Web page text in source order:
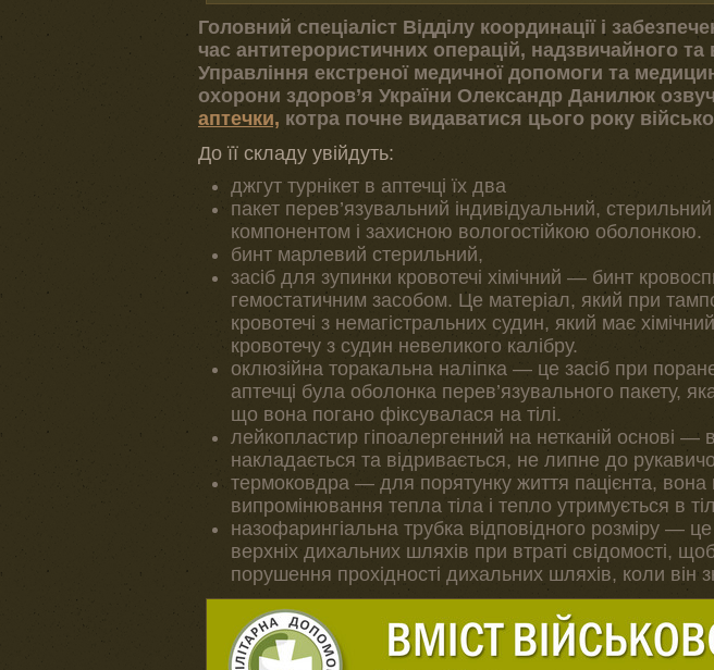
Головний спеціаліст Відділу координації і
час антитерористичних операцій, надзвичайного та
Управління екстреної медичної допомоги та
охорони здоров’я України Олександр Данилюк
аптечки, котра почне видаватися цього року
До її складу увійдуть:
джгут турнікет в аптечці їх два
пакет перев’язувальний індивідуальний,
компонентом і захисною вологостійкою оболонкою.
бинт марлевий стерильний,
засіб для зупинки кровотечі хімічний — бинт
гемостатичним засобом. Це матеріал, який при
кровотечі з немагістральних судин, який має
кровотечу з судин невеликого калібру.
оклюзійна торакальна наліпка — це засіб при
аптечці була оболонка перев’язувального пакету,
що вона погано фіксувалася на тілі.
лейкопластир гіпоалергенний на нетканій основі —
накладається та відривається, не липне до
термоковдра — для порятунку життя пацієнта, вона
випромінювання тепла тіла і тепло утримується в
назофарингіальна трубка відповідного розміру —
верхніх дихальних шляхів при втраті свідомості,
порушення прохідності дихальних шляхів, коли він